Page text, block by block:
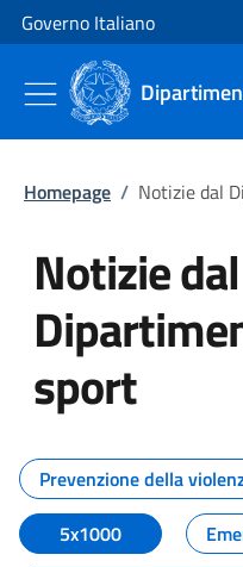
Vai al contenuto
Vai alla navigazione del sito
Governo Italiano
Homepage / Notizie dal
Notizie dal
sport
Tutti i
Prevenzione della
5x1000